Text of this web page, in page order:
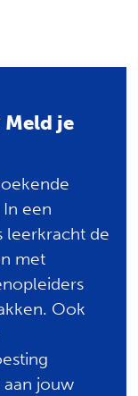
je
een
leerkracht de
met
Ook
jouw